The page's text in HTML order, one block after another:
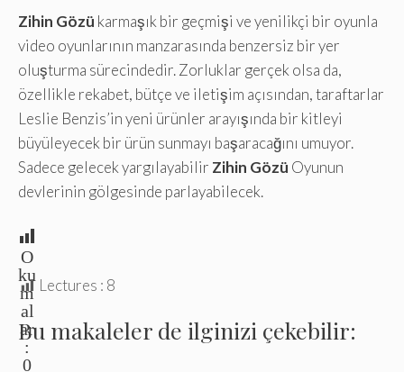
Zihin Gözü karmaşık bir geçmişi ve yenilikçi bir oyunla
video oyunlarının manzarasında benzersiz bir yer
oluşturma sürecindedir. Zorluklar gerçek olsa da,
özellikle rekabet, bütçe ve iletişim açısından, taraftarlar
Leslie Benzis’in yeni ürünler arayışında bir kitleyi
büyüleyecek bir ürün sunmayı başaracağını umuyor.
Sadece gelecek yargılayabilir Zihin Gözü Oyunun
devlerinin gölgesinde parlayabilecek.
O
ku
m
al
ar
:
0
Lectures : 8
Bu makaleler de ilginizi çekebilir: